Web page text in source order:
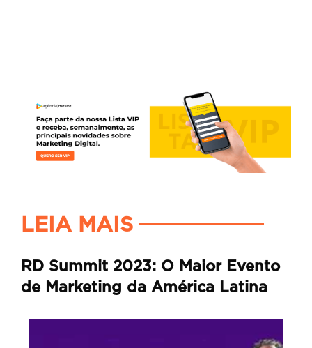
LEIA MAIS
RD Summit 2023: O Maior Evento
de Marketing da América Latina